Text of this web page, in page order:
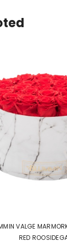
VALGE
RED